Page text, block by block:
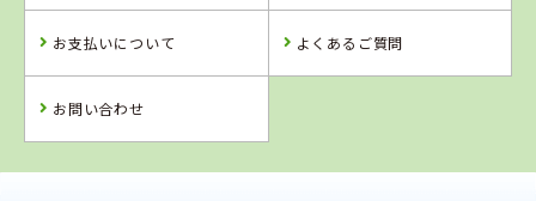
詳 細 予 約
詳 細
詳 細
詳 細
4位 5
お支払いについて よくあるご質問
お問い合わせ